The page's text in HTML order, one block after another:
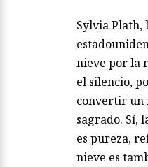
Sylvia Plath,
nieve por la
el silencio,
convertir un
sagrado. Sí,
es pureza,
nieve es